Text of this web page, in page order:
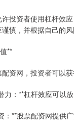
投资者使用杠杆效
慎，并根据自己的风
**
资网，投资者可以获
力：**杠杆效应可以
：**股票配资网提供